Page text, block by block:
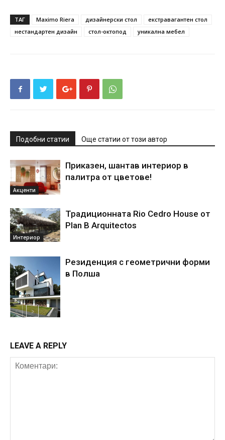
ТАГ Maximo Riera дизайнерски стол
екстравагантен стол
нестандартен дизайн
стол-октопод уникална мебел
Подобни статии Още статии от този автор
Акценти
Приказен, шантав интериор в
палитра от цветове!
Интериор
Традиционната Rio Cedro House от
Plan B Arquitectos
Резиденция с геометрични форми
в Полша
LEAVE A REPLY